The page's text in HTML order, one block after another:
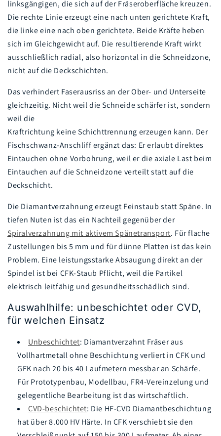
linksgängigen, die sich auf der Fräseroberfläche kreuzen.
Die rechte Linie erzeugt eine nach unten gerichtete Kraft,
die linke eine nach oben gerichtete. Beide Kräfte heben
sich im Gleichgewicht auf. Die resultierende Kraft wirkt
ausschließlich radial, also horizontal in die Schneidzone,
nicht auf die Deckschichten.
Das verhindert Faserausriss an der Ober- und Unterseite
gleichzeitig. Nicht weil die Schneide schärfer ist, sondern
weil die
Kraftrichtung keine Schichttrennung erzeugen kann. Der
Fischschwanz-Anschliff ergänzt das: Er erlaubt direktes
Eintauchen ohne Vorbohrung, weil er die axiale Last beim
Eintauchen auf die Schneidzone verteilt statt auf die
Deckschicht.
Die Diamantverzahnung erzeugt Feinstaub statt Späne. In
tiefen Nuten ist das ein Nachteil gegenüber der
Spiralverzahnung mit aktivem Spänetransport. Für flache
Zustellungen bis 5 mm und für dünne Platten ist das kein
Problem. Eine leistungsstarke Absaugung direkt an der
Spindel ist bei CFK-Staub Pflicht, weil die Partikel
elektrisch leitfähig und gesundheitsschädlich sind.
Auswahlhilfe: unbeschichtet oder CVD,
für welchen Einsatz
Unbeschichtet: Diamantverzahnt Fräser aus
Vollhartmetall ohne Beschichtung verliert in CFK und
GFK nach 20 bis 40 Laufmetern messbar an Schärfe.
Für Prototypenbau, Modellbau, FR4-Vereinzelung und
gelegentliche Bearbeitung ist das wirtschaftlich.
CVD-beschichtet: Die HF-CVD Diamantbeschichtung
hat über 8.000 HV Härte. In CFK verschiebt sie den